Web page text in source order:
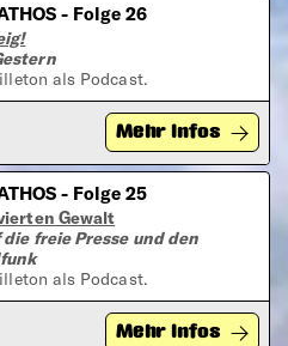
- Folge 26
als Podcast.
Mehr Infos
- Folge 25
Gewalt
freie Presse und den
als Podcast.
Mehr Infos